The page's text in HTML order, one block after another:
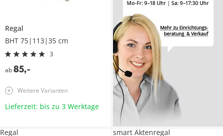
Regal
BHT 75|113|35 cm
3
ab85,-
Weitere Varianten
Lieferzeit: bis zu 3 Werktage
Regal smart Aktenregal